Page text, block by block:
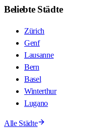
Beliebte Städte
Zürich
Genf
Lausanne
Bern
Basel
Winterthur
Lugano
Alle Städte